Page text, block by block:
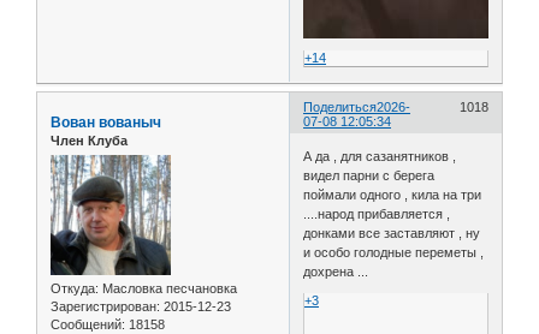
+14
Поделиться 1018
2026-
07-08 12:05:34
Вован вованыч
Член Клуба
Откуда: Масловка песчановка
Зарегистрирован: 2015-12-23
Сообщений: 18158
А да , для сазанятников ,
видел парни с берега
поймали одного , кила на три
....народ прибавляется ,
донками все заставляют , ну
и особо голодные переметы ,
дохрена ...
+3